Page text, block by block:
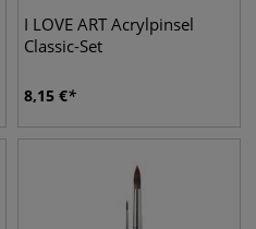
I LOVE ART Acrylpinsel
Classic-Set
8,15 €